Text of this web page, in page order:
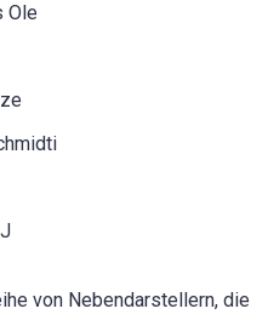
Ole
von Nebendarstellern, die